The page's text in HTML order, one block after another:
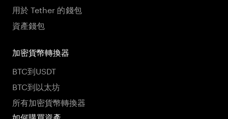
用於 Tether 的錢包
資產錢包
加密貨幣轉換器
BTC到USDT
BTC到以太坊
所有加密貨幣轉換器